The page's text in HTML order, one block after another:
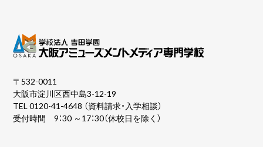
〒532-0011
大阪市淀川区西中島3-12-19
TEL0120-41-4648 （資料請求・入学相談）
受付時間 9：30 ～17：30（休校日を除く）